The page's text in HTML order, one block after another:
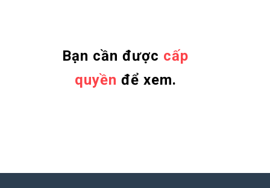
Bạn cần được cấp
quyền để xem.